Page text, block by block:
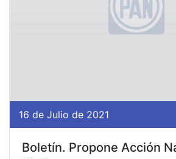
16 de Julio de 2021
Boletín. Propone Acción